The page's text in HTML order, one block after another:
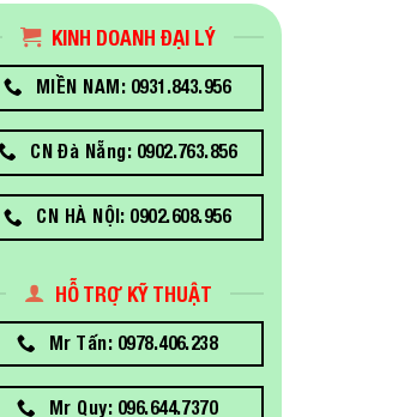
KINH DOANH ĐẠI LÝ
MIỀN NAM: 0931.843.956
CN Đà Nẵng: 0902.763.856
CN HÀ NỘI: 0902.608.956
HỖ TRỢ KỸ THUẬT
Mr Tấn: 0978.406.238
Mr Quy: 096.644.7370